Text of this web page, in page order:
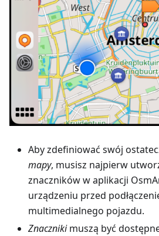
Aby zdefiniować swój
mapy, musisz najpierw
znaczników w aplikacji
urządzeniu przed
multimedialnego pojazdu.
Znacznikimuszą być